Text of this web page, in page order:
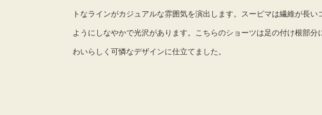
トなラインがカジュアルな雰囲気を演出します。スーピマは繊維が長い
ようにしなやかで光沢があります。こちらのショーツは足の付け根部分
わいらしく可憐なデザインに仕立てました。